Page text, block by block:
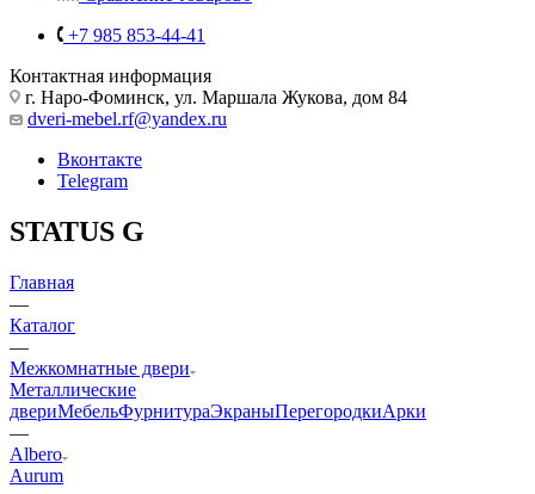
+7 985 853-44-41
Контактная информация
г. Наро-Фоминск, ул. Маршала Жукова, дом 84
dveri-mebel.rf@yandex.ru
Вконтакте
Telegram
STATUS G
Главная
—
Каталог
—
Межкомнатные двери
Металлические
двериМебельФурнитураЭкраныПерегородкиАрки
—
Albero
Aurum